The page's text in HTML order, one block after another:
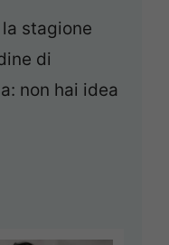
stagione
di
non hai idea